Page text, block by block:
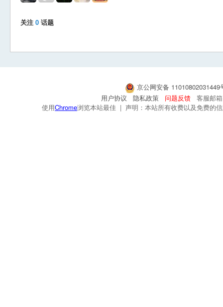
关注 0 话题
京公网安备
用户协议
隐私政策 问题反馈
客服邮
使用Chrome浏览本站最佳 | 声明：本站所有收费以及免费的